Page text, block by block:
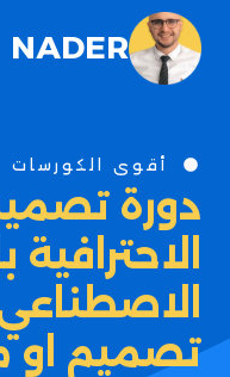
NADER
أقوى الكورسات
دورة
الاحترافية
تصميم او